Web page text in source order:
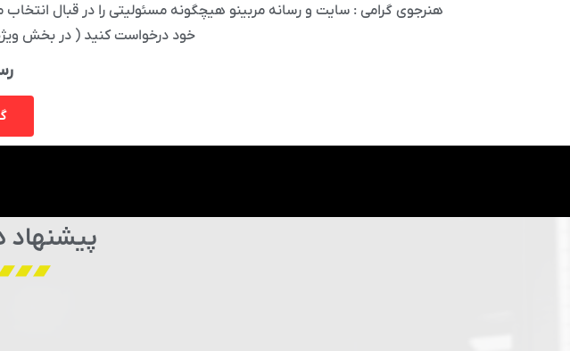
هنرجوی گرامی : سایت و رسانه مربینو هیچگونه مسئولیتی را در قبال انتخاب
خود درخواست کنید ( در بخش
پیشنهاد